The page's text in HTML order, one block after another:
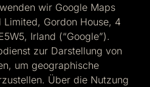
wir Google Maps
Limited, Gordon House, 4
Irland (“Google”).
zur Darstellung von
um geographische
Über die Nutzung